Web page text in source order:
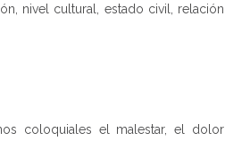
nivel cultural, estado civil, relación
coloquiales el malestar, el dolor